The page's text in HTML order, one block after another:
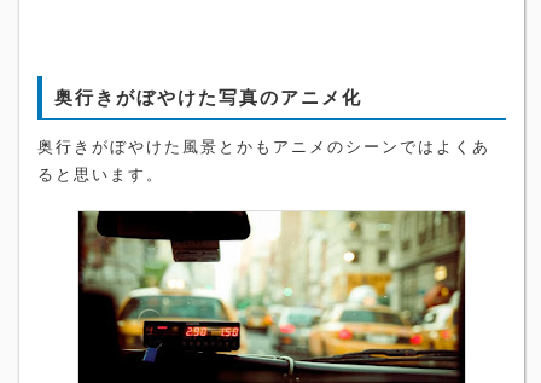
奥行きがぼやけた写真のアニメ化
奥行きがぼやけた風景とかもアニメのシーンではよくあ
ると思います。